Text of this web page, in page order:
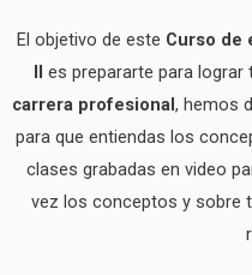
El objetivo de este Curso de
II es prepararte para lograr
carrera profesional, hemos
para que entiendas los
clases grabadas en video
vez los conceptos y sobre